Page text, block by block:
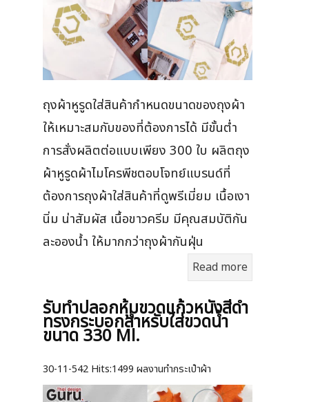
ถุงผ้าหูรูดใส่สินค้ากำหนดขนาดของถุงผ้า
ให้เหมาะสมกับของที่ต้องการได้ มีขั้นต่ำ
การสั่งผลิตต่อแบบเพียง 300 ใบ ผลิตถุง
ผ้าหูรูดผ้าไมโครพีชตอบโจทย์แบรนด์ที่
ต้องการถุงผ้าใส่สินค้าที่ดูพรีเมี่ยม เนื้อเงา
นิ่ม น่าสัมผัส เนื้อขาวครีม มีคุณสมบัติกัน
ละอองน้ำ ให้มากกว่าถุงผ้ากันฝุ่น
Read more
รับทำปลอกหุ้มขวดแก้วหนังสีดำ
ทรงกระบอกสำหรับใส่ขวดน้ำ
ขนาด 330 Ml.
30-11-542 Hits:1499 ผลงานทำกระเป๋าผ้า